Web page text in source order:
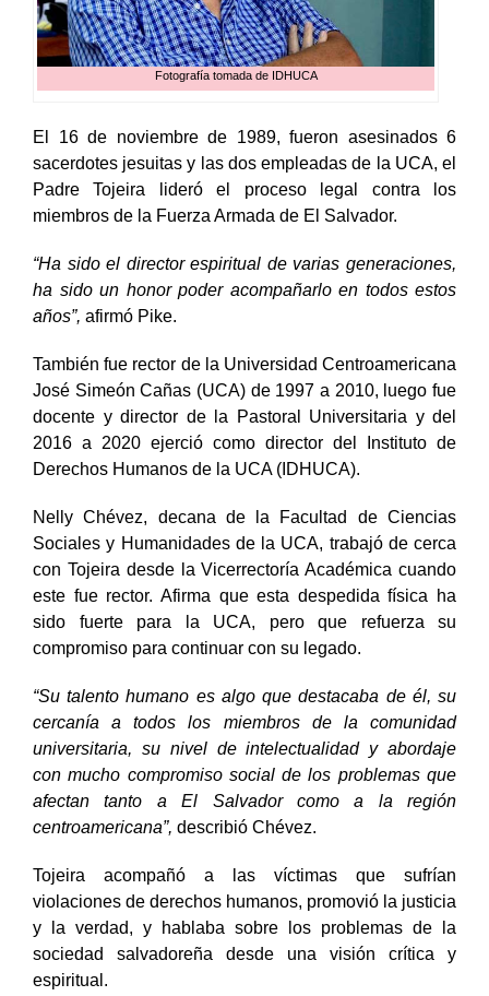
Fotografía tomada de IDHUCA
El 16 de noviembre de 1989, fueron asesinados 6
sacerdotes jesuitas y las dos empleadas de la UCA, el
Padre Tojeira lideró el proceso legal contra los
miembros de la Fuerza Armada de El Salvador.
“Ha sido el director espiritual de varias generaciones,
ha sido un honor poder acompañarlo en todos estos
años”, afirmó Pike.
También fue rector de la Universidad Centroamericana
José Simeón Cañas (UCA) de 1997 a 2010, luego fue
docente y director de la Pastoral Universitaria y del
2016 a 2020 ejerció como director del Instituto de
Derechos Humanos de la UCA (IDHUCA).
Nelly Chévez, decana de la Facultad de Ciencias
Sociales y Humanidades de la UCA, trabajó de cerca
con Tojeira desde la Vicerrectoría Académica cuando
este fue rector. Afirma que esta despedida física ha
sido fuerte para la UCA, pero que refuerza su
compromiso para continuar con su legado.
“Su talento humano es algo que destacaba de él, su
cercanía a todos los miembros de la comunidad
universitaria, su nivel de intelectualidad y abordaje
con mucho compromiso social de los problemas que
afectan tanto a El Salvador como a la región
centroamericana”, describió Chévez.
Tojeira acompañó a las víctimas que sufrían
violaciones de derechos humanos, promovió la justicia
y la verdad, y hablaba sobre los problemas de la
sociedad salvadoreña desde una visión crítica y
espiritual.